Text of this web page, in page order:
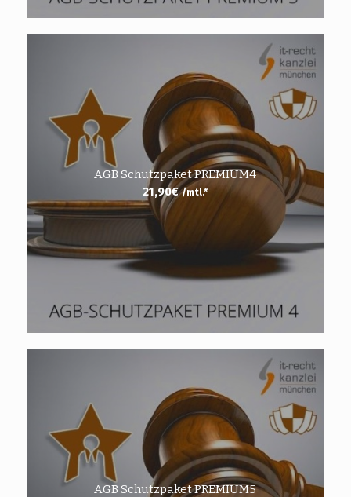
AGB Schutzpaket PREMIUM4
21,90€ /mtl.*
AGB Schutzpaket PREMIUM5